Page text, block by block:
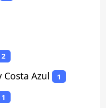
2
Costa Azul 1
1